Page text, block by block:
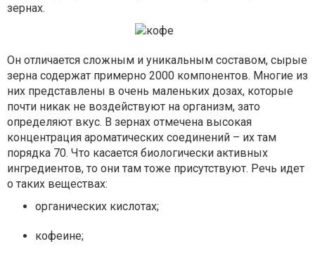
зернах.
Он отличается сложным и уникальным составом, сырые
зерна содержат примерно 2000 компонентов. Многие из
них представлены в очень маленьких дозах, которые
почти никак не воздействуют на организм, зато
определяют вкус. В зернах отмечена высокая
концентрация ароматических соединений – их там
порядка 70. Что касается биологически активных
ингредиентов, то они там тоже присутствуют. Речь идет
о таких веществах:
органических кислотах;
кофеине;